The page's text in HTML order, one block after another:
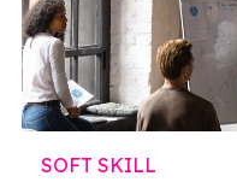
SOFT SKILL